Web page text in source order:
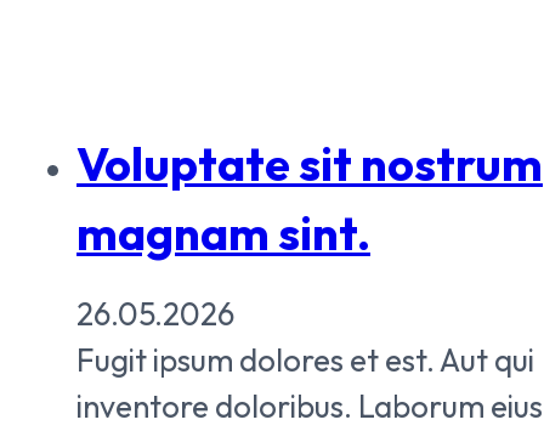
Voluptate sit nostrum
magnam sint.
26.05.2026
Fugit ipsum dolores et est. Aut qui
inventore doloribus. Laborum eius